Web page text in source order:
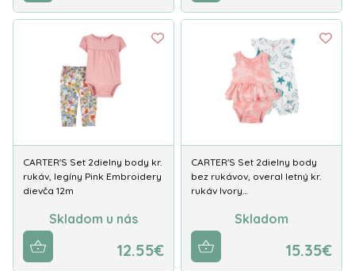
CARTER'S Set 2dielny body kr.
rukáv, legíny Pink Embroidery
dievča 12m
Skladom u nás
12.55€
CARTER'S Set 2dielny body
bez rukávov, overal letný kr.
rukáv Ivory…
Skladom
15.35€